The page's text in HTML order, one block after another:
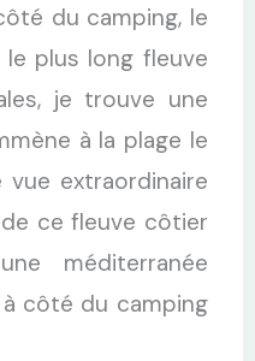
du camping, le
plus long fleuve
je trouve une
à la plage le
vue extraordinaire
ce fleuve côtier
méditerranée
côté du camping